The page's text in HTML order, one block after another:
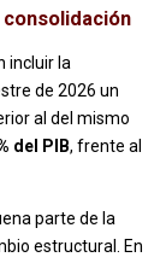
incluir la
de 2026 un
al del mismo
del PIB, frente al
parte de la
estructural. En